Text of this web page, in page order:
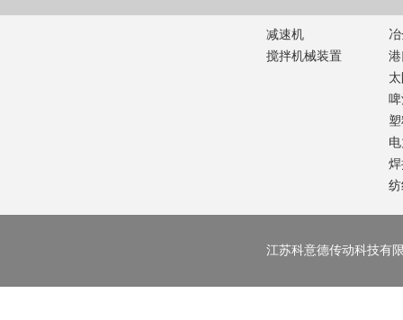
减速机
搅拌机械装置
江苏科意德传动科技